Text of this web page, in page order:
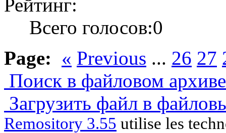
Рейтинг:
Всего голосов:0
Page: « Previous ... 26 27
Поиск в файловом
Загрузить файл в
Remository 3.55 utilise les